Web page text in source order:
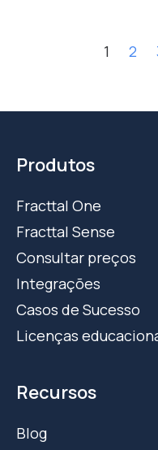
1 2
Produtos
Fracttal One
Fracttal Sense
Consultar preços
Integrações
Casos de Sucesso
Licenças
Recursos
Blog